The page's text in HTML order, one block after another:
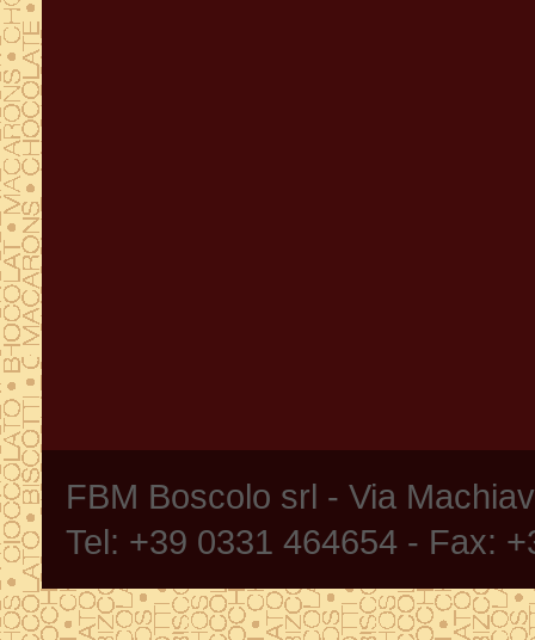
FBM Boscolo srl - Via
Tel: +39 0331 464654 - Fax: